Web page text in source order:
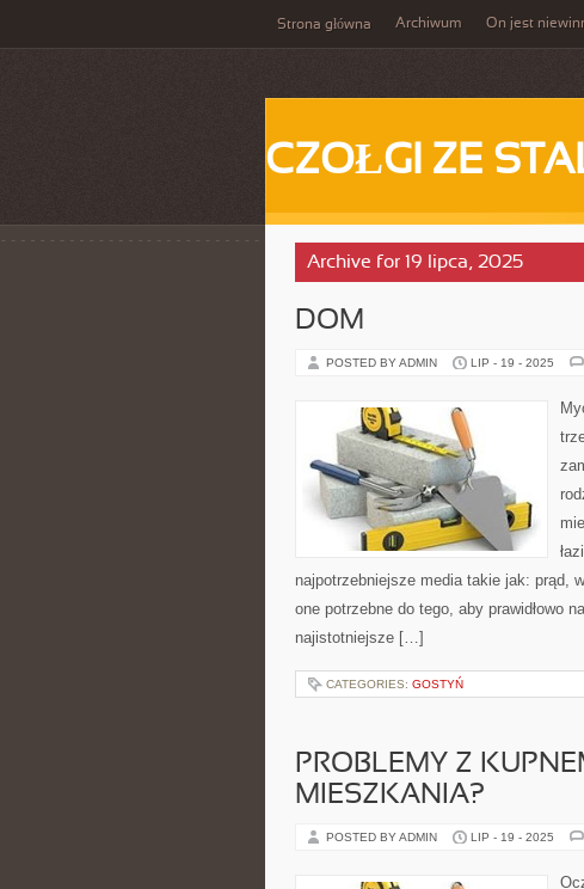
Strona główna Archiwum On jest
CZOŁGI ZE
Archive for 19 lipca, 2025
DOM
POSTED BY ADMIN LIP - 19 - 2025
najpotrzebniejsze media takie jak: prąd,
one potrzebne do tego, aby prawidłowo
najistotniejsze […]
CATEGORIES: GOSTYŃ
PROBLEMY Z
MIESZKANIA?
POSTED BY ADMIN LIP - 19 - 2025